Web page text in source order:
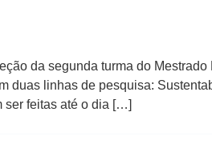
da segunda turma do
duas linhas de pesquisa:
ser feitas até o dia […]